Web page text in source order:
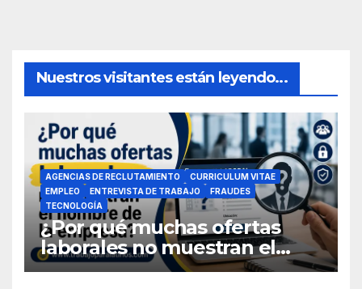
Nuestros visitantes están leyendo...
AGENCIAS DE RECLUTAMIENTO
CURRICULUM VITAE
EMPLEO
ENTREVISTA DE TRABAJO
FRAUDES
TECNOLOGÍA
¿Por qué muchas ofertas
laborales no muestran el
nombre de la empresa?